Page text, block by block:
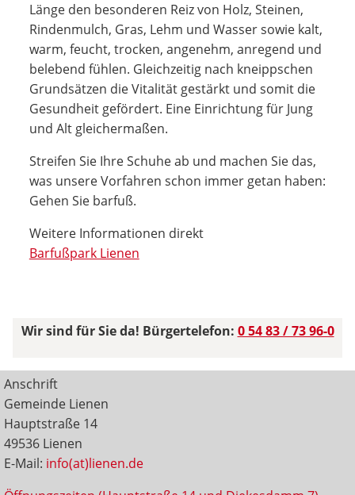
Länge den besonderen Reiz von Holz, Steinen,
Rindenmulch, Gras, Lehm und Wasser sowie kalt,
warm, feucht, trocken, angenehm, anregend und
belebend fühlen. Gleichzeitig nach kneippschen
Grundsätzen die Vitalität gestärkt und somit die
Gesundheit gefördert. Eine Einrichtung für Jung
und Alt gleichermaßen.
Streifen Sie Ihre Schuhe ab und machen Sie das,
was unsere Vorfahren schon immer getan haben:
Gehen Sie barfuß.
Weitere Informationen direkt
Barfußpark Lienen
Wir sind für Sie da! Bürgertelefon: 0 54 83 / 73 96-0
Anschrift
Gemeinde Lienen
Hauptstraße 14
49536 Lienen
E-Mail: info(at)lienen.de